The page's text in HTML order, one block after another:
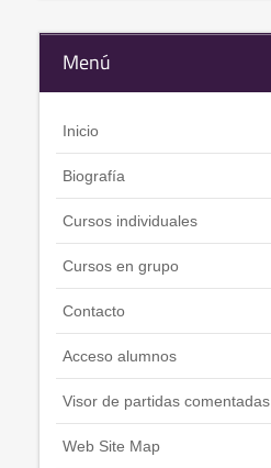
Menú
Inicio
Biografía
Cursos individuales
Cursos en grupo
Contacto
Acceso alumnos
Visor de partidas comentadas
Web Site Map